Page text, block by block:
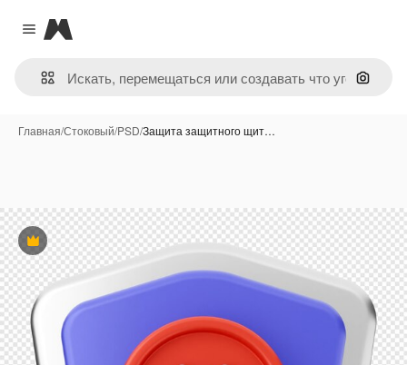
Close menu
Magnific
Поиск
Главная/Стоковый/PSD/Защита защитного щит…
Премиум